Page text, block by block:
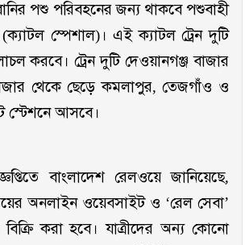
পশু পরিবহনের জন্য থাকবে পশুবাহী
(ক্যাটল স্পেশাল)। এই ক্যাটল ট্রেন দুটি
করবে। ট্রেন দুটি দেওয়ানগঞ্জ বাজার
থেকে ছেড়ে কমলাপুর, তেজগাঁও ও
স্টেশনে আসবে।
বাংলাদেশ রেলওয়ে জানিয়েছে,
অনলাইন ওয়েবসাইট ও ‘রেল সেবা’
বিক্রি করা হবে। যাত্রীদের অন্য কোনো